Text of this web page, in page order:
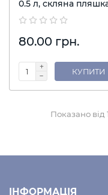
0.5 л, скляна
80.00 грн.
КУПИТИ
Показано від
ІНФОРМАЦІЯ